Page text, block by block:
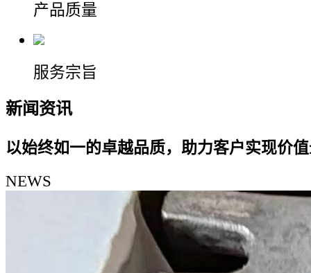
产品质量
服务宗旨
新闻资讯
以始终如一的卓越品质，助力客户实现价
NEWS